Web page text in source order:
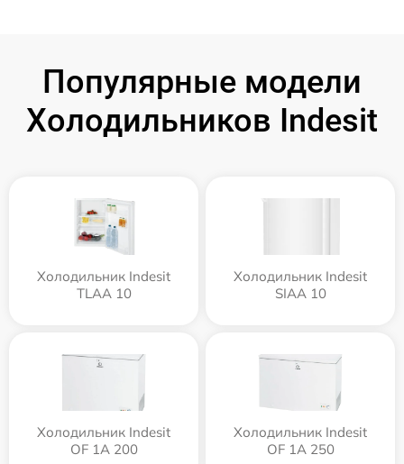
Популярные модели
Холодильников Indesit
Холодильник Indesit
TLAA 10
Холодильник Indesit
SIAA 10
Холодильник Indesit
OF 1A 200
Холодильник Indesit
OF 1A 250